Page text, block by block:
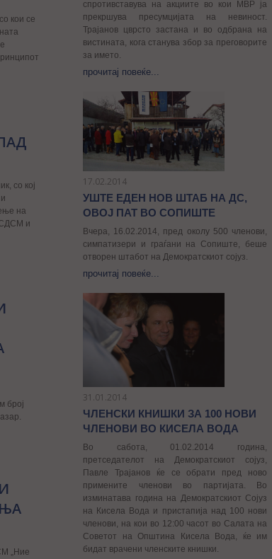
кои се
со кој
на
СДСМ и
број
„Ние
спротивставува на акциите во кои МВР ја
прекршува пресумцијата на невиност.
Трајанов цврсто застана и во одбрана на
вистината, кога станува збор за преговорите
за името.
прочитај повеќе...
17.02.2014
УШТЕ ЕДЕН НОВ ШТАБ НА ДС,
ОВОЈ ПАТ ВО СОПИШТЕ
Вчера, 16.02.2014, пред околу 500 членови,
симпатизери и граѓани на Сопиште, беше
отворен штабот на Демократскиот сојуз.
прочитај повеќе...
31.01.2014
ЧЛЕНСКИ КНИШКИ ЗА 100 НОВИ
ЧЛЕНОВИ ВО КИСЕЛА ВОДА
Во сабота, 01.02.2014 година,
претседателот на Демократскиот сојуз,
Павле Трајанов ќе се обрати пред ново
примените членови во партијата. Во
изминатава година на Демократскиот Сојуз
на Кисела Вода и пристапија над 100 нови
членови, на кои во 12:00 часот во Салата на
Советот на Општина Кисела Вода, ќе им
бидат врачени членските книшки.